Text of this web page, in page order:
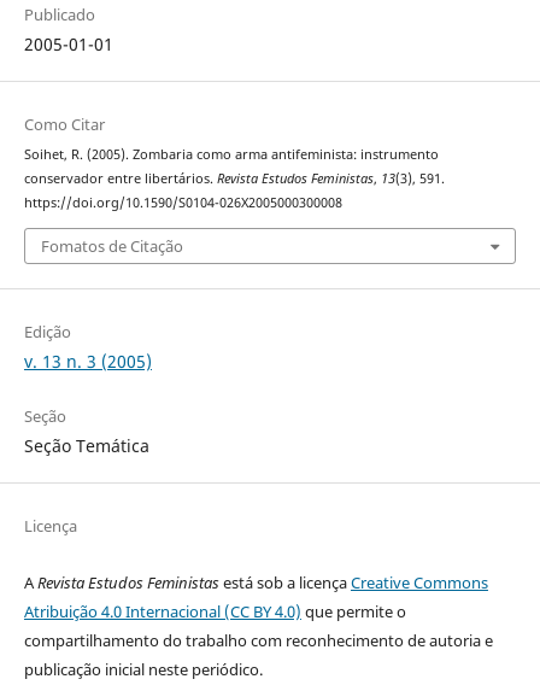
Publicado
2005-01-01
Como Citar
Soihet, R. (2005). Zombaria como arma antifeminista: instrumento
conservador entre libertários. Revista Estudos Feministas, 13(3), 591.
https://doi.org/10.1590/S0104-026X2005000300008
Fomatos de Citação
Edição
v. 13 n. 3 (2005)
Seção
Seção Temática
Licença
ARevista Estudos Feministasestá sob a licençaCreative Commons
Atribuição 4.0 Internacional (CC BY 4.0) que permite o
compartilhamento do trabalho com reconhecimento de autoria e
publicação inicial neste periódico.